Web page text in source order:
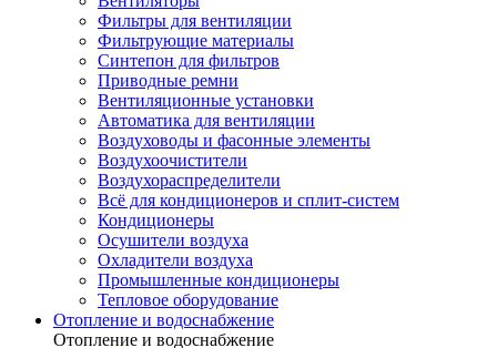
Фильтры для вентиляции
Фильтрующие материалы
Синтепон для фильтров
Приводные ремни
Вентиляционные установки
Автоматика для вентиляции
Воздуховоды и фасонные элементы
Воздухоочистители
Воздухораспределители
Всё для кондиционеров и сплит-систем
Кондиционеры
Осушители воздуха
Охладители воздуха
Промышленные кондиционеры
Тепловое оборудование
Отопление и водоснабжение
Отопление и водоснабжение